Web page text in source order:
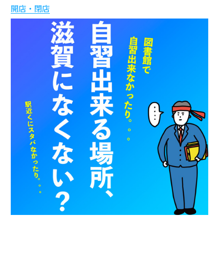
開店・閉店